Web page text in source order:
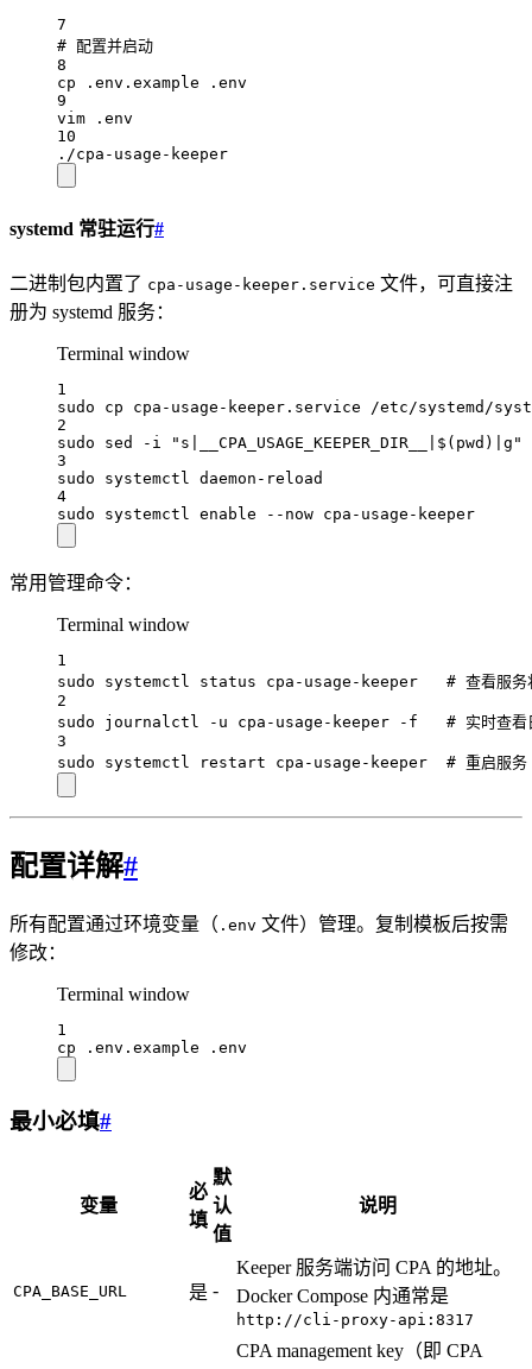
7
# 配置并启动
8
cp
.env.example
.env
9
vim
.env
10
./cpa-usage-keeper
systemd 常驻运行#
二进制包内置了 cpa-usage-keeper.service 文件，可直接注
册为 systemd 服务：
Terminal window
1
sudo
cp cpa-usage-keeper.service
/etc/systemd/
2
sudo
sed -i "s|__CPA_USAGE_KEEPER_DIR__|$( pwd )|g"
3
sudo
systemctl
daemon-reload
4
sudo
systemctl enable --now cpa-usage-keeper
常用管理命令：
Terminal window
1
sudo
systemctl status cpa-usage-keeper
# 查看服务
2
sudo
journalctl -u cpa-usage-keeper -f
# 实时查看
3
sudo
systemctl restart cpa-usage-keeper # 重启服务
配置详解#
所有配置通过环境变量（ .env 文件）管理。复制模板后按需
修改：
Terminal window
1
cp
.env.example .env
最小必填#
变量
必
填
默
认
值
说明
CPA_BASE_URL 是 -
Keeper 服务端访问 CPA 的地址。
Docker Compose 内通常是
http://cli-proxy-api:8317
CPA management key（即 CPA